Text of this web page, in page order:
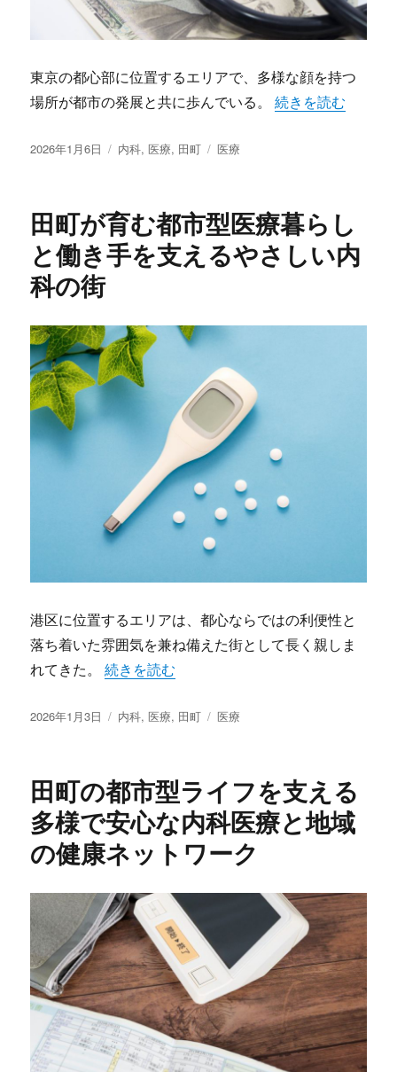
東京の都心部に位置するエリアで、多様な顔を持つ
場所が都市の発展と共に歩んでいる。“田町に息づく多
続きを読む
投
2026年1月6日
カ
ー
内科,医療, 田町
タ
医療
田町が育む都市型医療暮らし
と働き手を支えるやさしい内
科の街
港区に位置するエリアは、都心ならではの利便性と
落ち着いた雰囲気を兼ね備えた街として長く親しま
れてきた。“田町が育む都市型医療暮らしと働き手を支
続きを読む
投
2026年1月3日
カ
ー
内科,医療, 田町
タ
医療
田町の都市型ライフを支える
多様で安心な内科医療と地域
の健康ネットワーク